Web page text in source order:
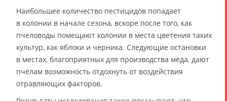
Наибольшее количество пестицидов попадает
в колонии в начале сезона, вскоре после того, как
пчеловоды помещают колонии в места цветения таких
культур, как яблоки и черника. Следующие остановки
в местах, благоприятных для производства мёда, дают
пчёлам возможность отдохнуть от воздействия
отравляющих факторов.